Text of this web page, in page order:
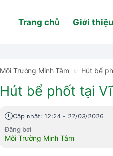
Trang chủ Giới thiệu
Môi Trường Minh Tâm » Hút bể
Hút bể phốt tại
Cập nhật: 12:24 - 27/03/2026
Đăng bởi
Môi Trường Minh Tâm